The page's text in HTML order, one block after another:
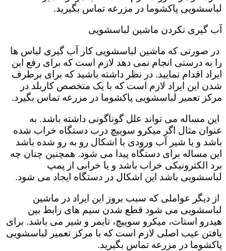
لباسشویی پاکشوما در مزرعه تماس بگیرید.
آب گیری نکردن ماشین لباسشویی
در صورتی که ماشین لباسشویی کار آب گیری لباس ها
را به درستی انجام نمی دهد لازم است که برای رفع این
ایراد اقدام نمایید. در نظر داشته باشید که برای برطرف
شدن این ایراد لازم است که با یک متخصص کاربلد در
مرکز تعمیر لباسشویی پاکشوما در مزرعه تماس بگیرد.
این مساله می تواند علل گوناگونی داشته باشد. به
عنوان مثال اگر میکرو سوییچ درب دستگاه خراب شده
باشد و یا شیر آب ورودی با اشکال رو به رو شده باشد
این مساله برای دستگاه پیدا می شود. همچنین چنان چه
برد الکترونیکی خراب باشد و یا خرابی از پمپ
لباسشویی باشد این اشکال در دستگاه ایجاد می شود.
از دیگر عواملی که سبب بروز این ایراد در ماشین
لباسشویی می شود قطع شدن سیم های رابط بین
هیدرو استات، میکرو سوییچ، تایمر و شیر می باشد. برای
یافتن عیب اصلی لازم است که با مرکز تعمیر لباسشویی
پاکشوما در مزرعه تماس بگیرید.